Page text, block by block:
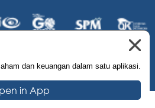
dan keuangan dalam satu aplikasi.
in App
All Rights Reserved.